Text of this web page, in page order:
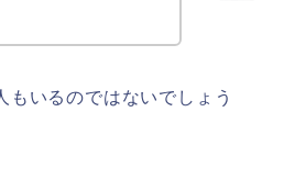
もいるのではないでしょう